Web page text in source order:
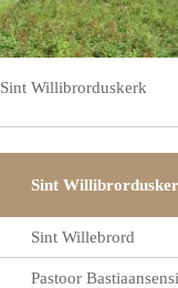
Sint Willibrorduskerk
Sint
Sint Willebrord
Pastoor